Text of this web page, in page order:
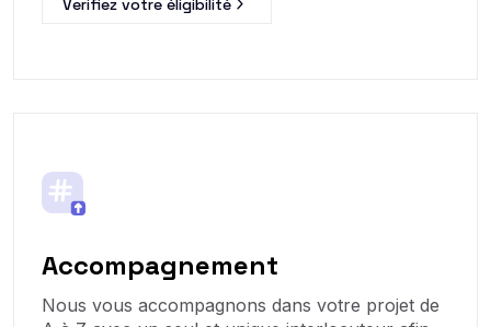
Verifiez votre éligibilité
Accompagnement
Nous vous accompagnons dans votre projet de